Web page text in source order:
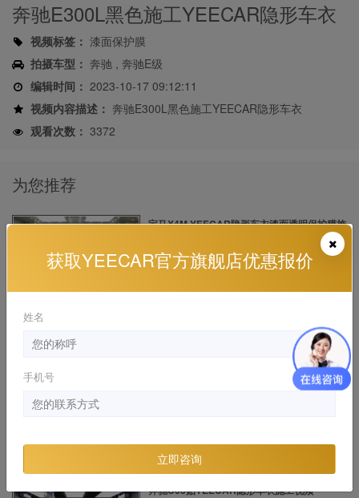
奔驰E300L黑色施工YEECAR隐形车衣
视频标签： 漆面保护膜
拍摄车型： 奔驰 , 奔驰E级
编辑时间： 2023-10-17 09:12:11
视频内容描述： 奔驰E300L黑色施工YEECAR隐形车衣
观看次数： 3372
为您推荐
宝马X4M YEECAR隐形车衣漆面透明保护膜施
宝马 , 宝马X4 M 漆面保护膜
2020-01-15 21:05:58
奔驰C63贴YEECAR隐形车衣施工视频
获取YEECAR官方旗舰店优惠报价
姓名
手机号
立即咨询